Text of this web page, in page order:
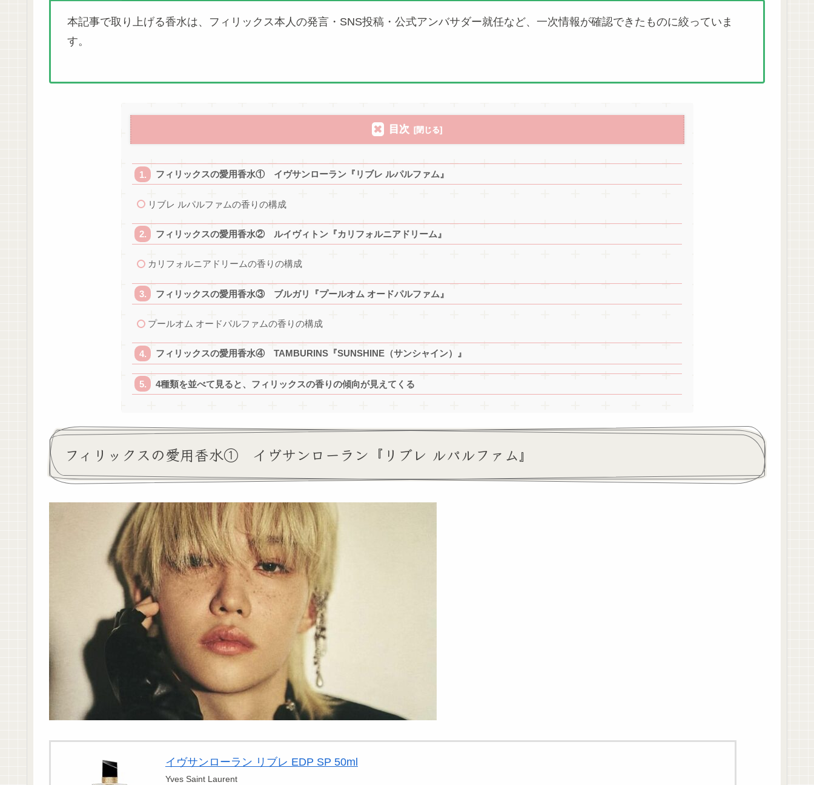
本記事で取り上げる香水は、フィリックス本人の発言・SNS投稿・公式アンバサダー就任など、一次情報が確認できたものに絞っていま
す。
目次
フィリックスの愛用香水① イヴサンローラン『リブレ ルパルファム』
リブレ ルパルファムの香りの構成
フィリックスの愛用香水② ルイヴィトン『カリフォルニアドリーム』
カリフォルニアドリームの香りの構成
フィリックスの愛用香水③ ブルガリ『プールオム オードパルファム』
プールオム オードパルファムの香りの構成
フィリックスの愛用香水④ TAMBURINS『SUNSHINE（サンシャイン）』
4種類を並べて見ると、フィリックスの香りの傾向が見えてくる
フィリックスの愛用香水① イヴサンローラン『リブレ ルパルファム』
イヴサンローラン リブレ EDP SP 50ml
Yves Saint Laurent